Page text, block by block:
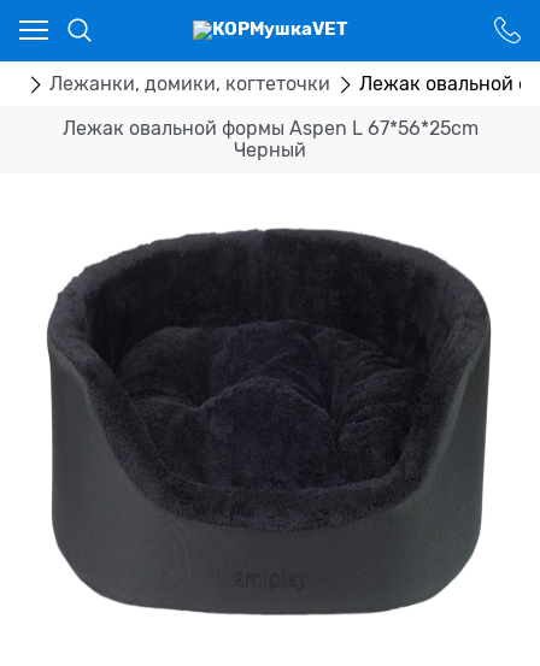
Лежанки, домики, когтеточки Лежак овальной
Лежак овальной формы Aspen L 67*56*25cm
Черный
Ваш город - Костанай,
угадали?